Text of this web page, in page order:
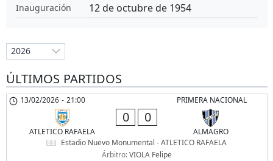
Inauguración 12 de octubre de 1954
ÚLTIMOS PARTIDOS
PRIMERA NACIONAL
13/02/2026 - 21:00
ATLETICO RAFAELA
0 0
ALMAGRO
Estadio Nuevo Monumental - ATLETICO RAFAELA
Árbitro:VIOLA Felipe